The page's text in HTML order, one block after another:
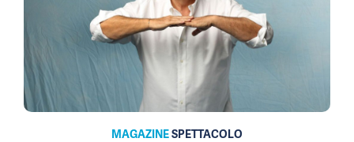
MAGAZINESPETTACOLO